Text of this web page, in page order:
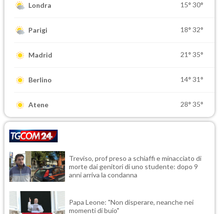
Londra 15° 30°
Parigi 18° 32°
Madrid 21° 35°
Berlino 14° 31°
Atene 28° 35°
Treviso, prof preso a schiaffi e minacciato di
morte dai genitori di uno studente: dopo 9
anni arriva la condanna
Papa Leone: "Non disperare, neanche nei
momenti di buio"